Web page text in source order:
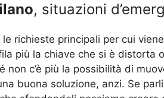
, situazioni
richieste principali per cui
più la chiave che si è distorta
non c’è più la possibilità di
buona soluzione, anzi. Se